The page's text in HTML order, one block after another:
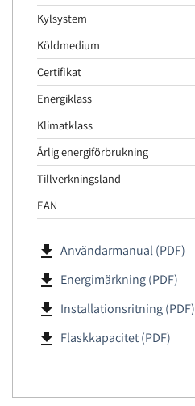
Kylsystem
Köldmedium
Certifikat
Energiklass
Klimatklass
Årlig energiförbrukning
Tillverkningsland
EAN
file_download Användarmanual (PDF)
file_download Energimärkning (PDF)
file_download Installationsritning (PDF)
file_download Flaskkapacitet (PDF)